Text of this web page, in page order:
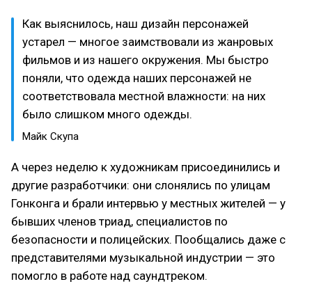
Как выяснилось, наш дизайн персонажей
устарел — многое заимствовали из жанровых
фильмов и из нашего окружения. Мы быстро
поняли, что одежда наших персонажей не
соответствовала местной влажности: на них
было слишком много одежды.
Майк Скупа
А через неделю к художникам присоединились и
другие разработчики: они слонялись по улицам
Гонконга и брали интервью у местных жителей — у
бывших членов триад, специалистов по
безопасности и полицейских. Пообщались даже с
представителями музыкальной индустрии — это
помогло в работе над саундтреком.